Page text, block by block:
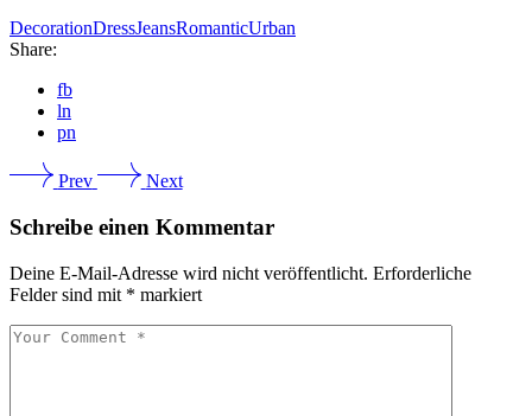
DecorationDressJeansRomanticUrban
Share:
fb
ln
pn
Prev Next
Schreibe einen Kommentar
Deine E-Mail-Adresse wird nicht veröffentlicht. Erforderliche
Felder sind mit * markiert